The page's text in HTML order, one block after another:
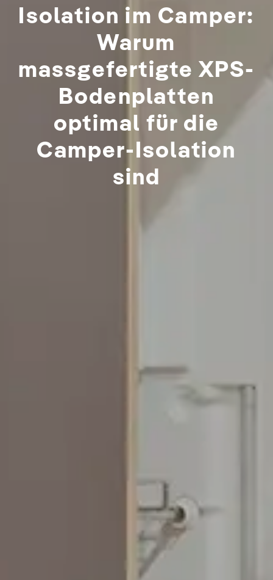
Isolation im Camper:
Warum
massgefertigte XPS-
Bodenplatten
optimal für die
Camper-Isolation
sind